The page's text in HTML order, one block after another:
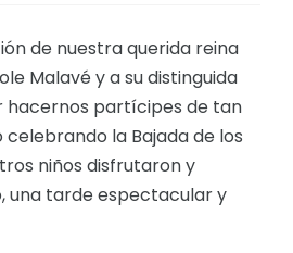
y Ordenamiento Territorial -
- PAC
- POA
de nuestra querida reina
Malavé y a su distinguida
partícipes de tan
la Bajada de los
niños disfrutaron y
una tarde espectacular y